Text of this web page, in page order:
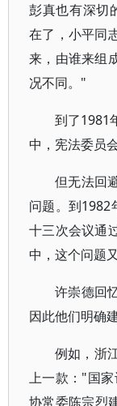
彭真也有深切
在了，小平同
来，由谁来组
况不同。"
到了1981
中，宪法委员
但无法回
问题。到1982
十三次会议通
中，这个问题
许崇德回
因此他们明确
例如，浙
上一款："国
协常委陈宗烈